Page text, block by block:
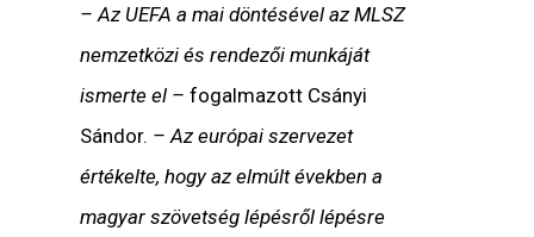
– Az UEFA a mai döntésével az MLSZ
nemzetközi és rendezői munkáját
ismerte el – fogalmazott Csányi
Sándor. – Az európai szervezet
értékelte, hogy az elmúlt években a
magyar szövetség lépésről lépésre